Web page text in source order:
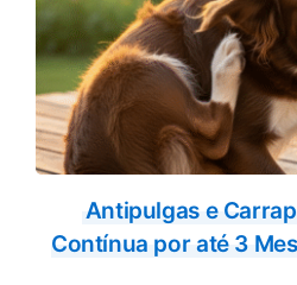
Antipulgas e
Contínua por até 3